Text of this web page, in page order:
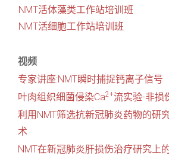
NMT活体藻类工作站培训班
NMT活细胞工作站培训班
视频
专家讲座:NMT瞬时捕捉钙离子信号
叶肉组织细菌侵染Ca2+流实验-非损
利用NMT筛选抗新冠肺炎药物的研
术
NMT在新冠肺炎肝损伤治疗研究上